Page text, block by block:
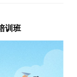
训班